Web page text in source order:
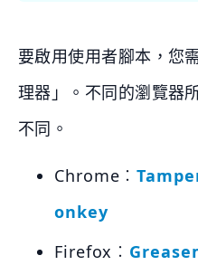
要啟用使用者腳本，您
理器」。不同的瀏覽器
不同。
Chrome︰
onkey
Firefox︰